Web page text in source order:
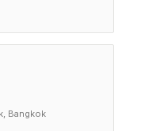
Bangkok